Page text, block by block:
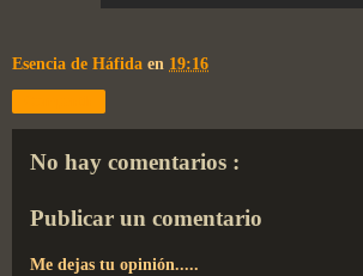
Esencia de Háfida en 19:16
No hay comentarios :
Publicar un comentario
Me dejas tu opinión.....